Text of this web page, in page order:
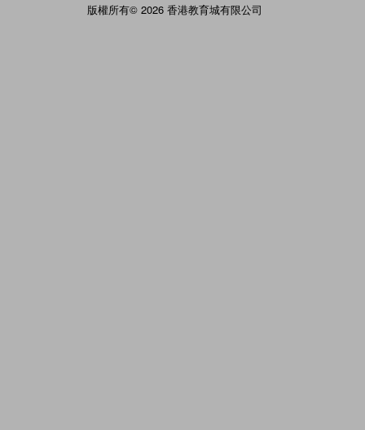
版權所有© 2026 香港教育城有限公司